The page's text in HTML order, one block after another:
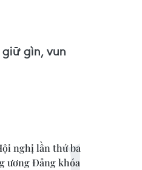
gìn, vun
nghị lần thứ ba
ương Đảng khóa